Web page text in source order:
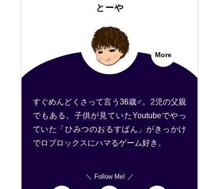
とーや
More
すぐめんどくさって言う36歳♂。2児の父親
でもある。子供が見ていたYoutubeでやっ
ていた「ひみつのおるすばん」がきっかけ
でロブロックスにハマるゲーム好き。
Follow Me!